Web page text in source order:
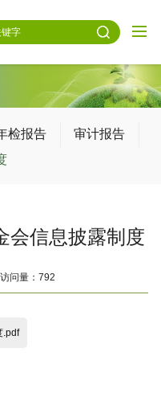
检报告
审计报告
会信息披露制度
问量：792
.pdf